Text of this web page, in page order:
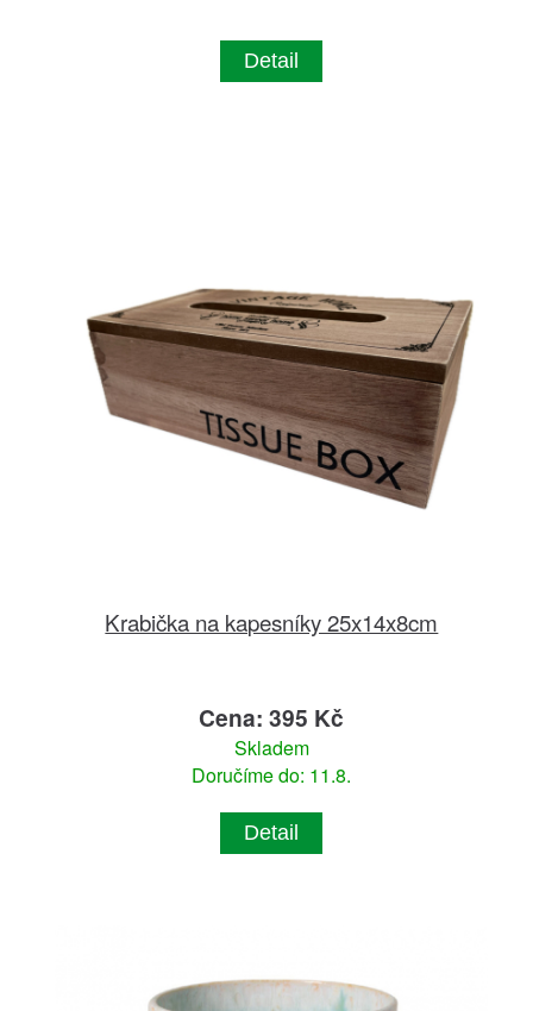
Detail
Krabička na kapesníky 25x14x8cm
Cena: 395 Kč
Skladem
Doručíme do: 11.8.
Detail